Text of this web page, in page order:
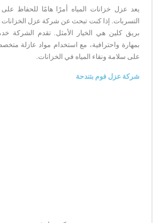
يعد عزل خزانات المياه أمرًا هامًا للحفاظ على
التسربات. إذا كنت تبحث عن شركة عزل الخزانات
بريق كلين هي الخيار الأمثل. تقدم الشركة
بمهارة واحترافية، مع استخدام مواد عازلة
على سلامة ونقاء المياه في الخزانات.
شركة عزل فوم بتندحة